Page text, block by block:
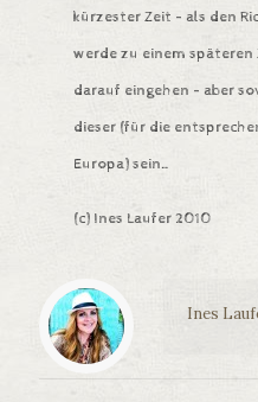
kürzester Zeit – als den
werde zu einem
darauf eingehen – aber
dieser(für die
Europa) sein…
(c) Ines Laufer 2010
Ines